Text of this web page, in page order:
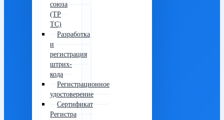
союза
(ТР
ТС)
Разработка
и
регистрация
штрих-
кода
Регистрационное
удостоверение
Сертификат
Регистра